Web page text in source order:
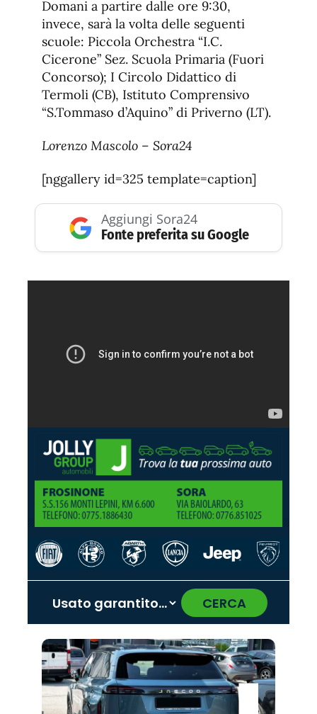
Domani a partire dalle ore 9:30,
invece, sarà la volta delle seguenti
scuole: Piccola Orchestra “I.C.
Cicerone” Sez. Scuola Primaria (Fuori
Concorso); I Circolo Didattico di
Termoli (CB), Istituto Comprensivo
“S.Tommaso d’Aquino” di Priverno (LT).
Lorenzo Mascolo – Sora24
[nggallery id=325 template=caption]
Aggiungi Sora24
Fonte preferita su Google
CERCA
Promo
Abarth
Promo
Seat
Promo
Land
Rover
Promo
Peugeot
Promo
Jeep
Promo
Alfa
Romeo
Promo
Cupra
Promo
Opel
Promo
Lancia
Promo
Omoda
Promo
Citroën
Promo
Jaecoo
Promo
Fiat
Promo
Hyundai
Promo
Mazda
‹ ›